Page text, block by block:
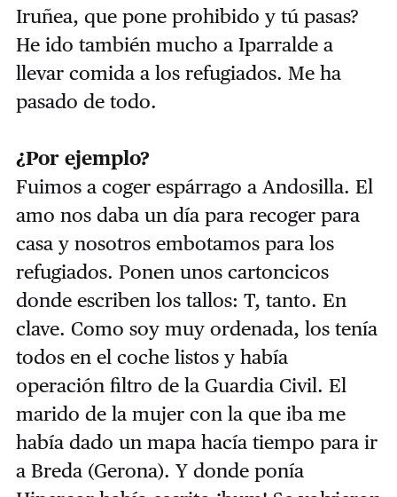
Iruñea, que pone prohibido y tú pasas?
He ido también mucho a Iparralde a
llevar comida a los refugiados. Me ha
pasado de todo.
¿Por ejemplo?
Fuimos a coger espárrago a Andosilla. El
amo nos daba un día para recoger para
casa y nosotros embotamos para los
refugiados. Ponen unos cartoncicos
donde escriben los tallos: T, tanto. En
clave. Como soy muy ordenada, los tenía
todos en el coche listos y había
operación filtro de la Guardia Civil. El
marido de la mujer con la que iba me
había dado un mapa hacía tiempo para ir
a Breda (Gerona). Y donde ponía